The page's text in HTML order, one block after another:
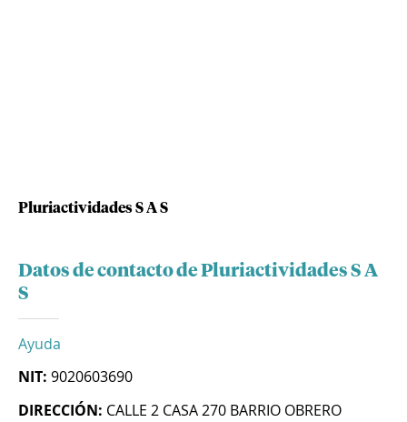
Pluriactividades S A S
Datos de contacto de Pluriactividades S A
S
Ayuda
NIT: 9020603690
DIRECCIÓN: CALLE 2 CASA 270 BARRIO OBRERO